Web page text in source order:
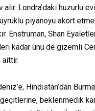
alır. Londra’daki huzurlu
piyanoyu akort
Enstrüman, Shan
kadar ünü de gizemli
aittir.
Hindistan’dan
geçitlerine, beklenmedik